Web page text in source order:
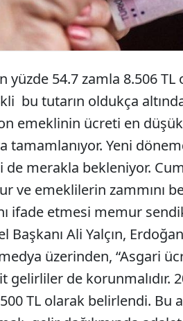
54.7 zamla 8.506 TL
bu tutarın oldukça
emeklinin ücreti en
tamamlanıyor. Yeni
merakla bekleniyor.
ve emeklilerin zammını
ifade etmesi memur
Başkanı Ali Yalçın,
üzerinden, “Asgari
gelirliler de korunmalıdır.
TL olarak belirlendi. Bu